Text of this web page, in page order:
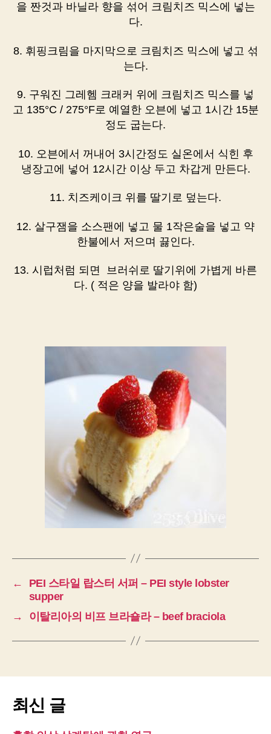
을 짠것과 바닐라 향을 섞어 크림치즈 믹스에 넣는
다.
8. 휘핑크림을 마지막으로 크림치즈 믹스에 넣고 섞
는다.
9. 구워진 그레헴 크래커 위에 크림치즈 믹스를 넣
고 135°C / 275°F로 예열한 오븐에 넣고 1시간 15분
정도 굽는다.
10. 오븐에서 꺼내어 3시간정도 실온에서 식힌 후
냉장고에 넣어 12시간 이상 두고 차갑게 만든다.
11. 치즈케이크 위를 딸기로 덮는다.
12. 살구잼을 소스팬에 넣고 물 1작은술을 넣고 약
한불에서 저으며 끓인다.
13. 시럽처럼 되면 브러쉬로 딸기위에 가볍게 바른
다. ( 적은 양을 발라야 함)
←
PEI 스타일 랍스터 서퍼 – PEI style lobster
supper
→
이탈리아의 비프 브라숄라 – beef braciola
최신 글